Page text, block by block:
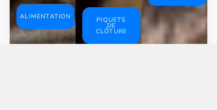
ALIMENTATION PIQUETS
DE
CLÔTURE